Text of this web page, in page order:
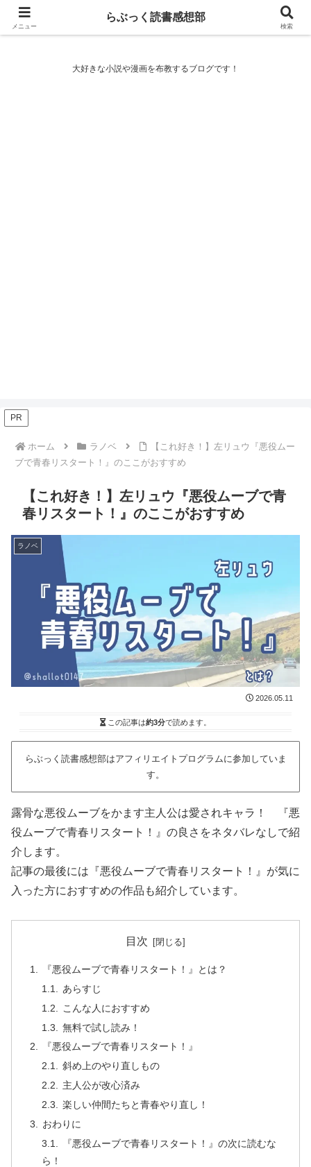
らぶっく読書感想部
大好きな小説や漫画を布教するブログです！
PR
ホーム ラノベ
【これ好き！】左リュウ『悪役ムー
ブで青春リスタート！』のここがおすすめ
【これ好き！】左リュウ『悪役ムーブで青
春リスタート！』のここがおすすめ
ラノベ
2026.05.11
この記事は約3分で読めます。
らぶっく読書感想部はアフィリエイトプログラムに参加していま
す。
露骨な悪役ムーブをかます主人公は愛されキャラ！ 『悪
役ムーブで青春リスタート！』の良さをネタバレなしで紹
介します。
記事の最後には『悪役ムーブで青春リスタート！』が気に
入った方におすすめの作品も紹介しています。
目次
『悪役ムーブで青春リスタート！』とは？
あらすじ
こんな人におすすめ
無料で試し読み！
『悪役ムーブで青春リスタート！』
斜め上のやり直しもの
主人公が改心済み
楽しい仲間たちと青春やり直し！
おわりに
『悪役ムーブで青春リスタート！』の次に読むな
ら！
メニュー
らぶっく読書感想部
検索